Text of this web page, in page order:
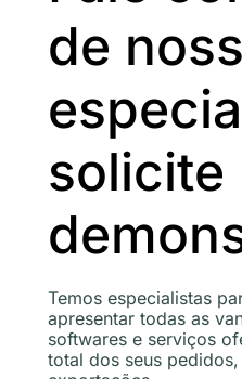
de
solicite
Temos especialistas
apresentar todas as
softwares e serviços
total dos seus